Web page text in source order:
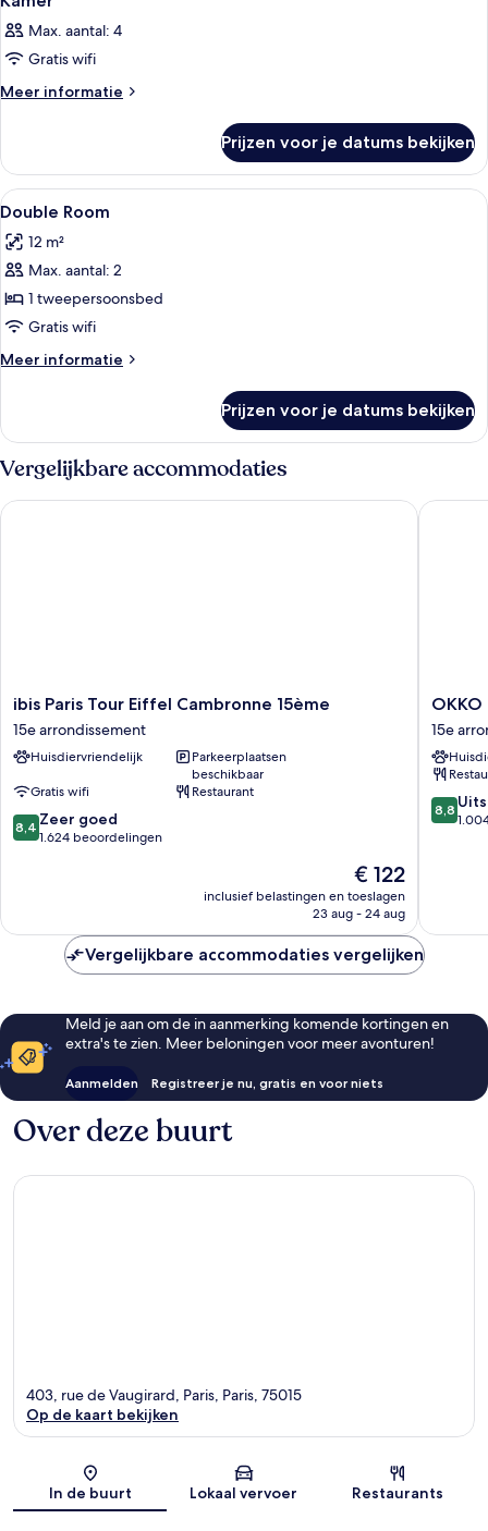
Max. aantal: 4
Gratis wifi
Meer informatie
Meer
Prijzen voor je datums bekijken
Alle
foto's
voor
Double
Room
laden
Luxe beddengoed, bedden met
6
Double Room
12 m²
Max. aantal: 2
1 tweepersoonsbed
Gratis wifi
Meer informatie
Meer
Room
Prijzen voor je datums bekijken
Vergelijkbare accommodaties
ibis
Paris
Tour
Eiffel
15ème
15e
arrondissement
ibis Paris Tour Eiffel Cambronne 15ème
15e arrondissement
Huisdiervriendelijk
Parkeerplaatsen
beschikbaar
Gratis wifi
Restaurant
8.4
van
beoordelingen
8,4 Zeer goed
1.624 beoordelingen
De
prijs
€ 122
inclusief belastingen en toeslagen
23 aug - 24 aug
ibis Paris Tour Eiffel Cambronne 15ème
OKKO
Hotels
Paris
Porte
de
15e
15e
8.8
van
8,8
OKKO
Vergelijkbare accommodaties vergelijken
Meld je aan om de in aanmerking komende kortingen en
extra's te zien. Meer beloningen voor meer avonturen!
Aanmelden Registreer je nu, gratis en voor niets
Over deze buurt
Kaart
403, rue de Vaugirard, Paris, Paris, 75015
Op de kaart bekijken
In de buurt Lokaal vervoer Restaurants